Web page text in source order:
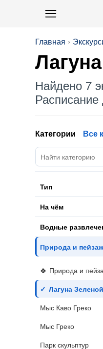
Главная
Найдено 7
Категории Все
Тип
На чём
Водные
Природа и
Природа и
Лагуна
Мыс Каво Греко
Мыс Греко
Парк скульптур